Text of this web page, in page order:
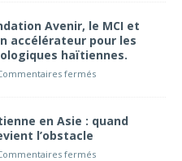
Avenir, le MCI et
accélérateur pour les
haïtiennes.
fermés
en Asie : quand
l’obstacle
fermés